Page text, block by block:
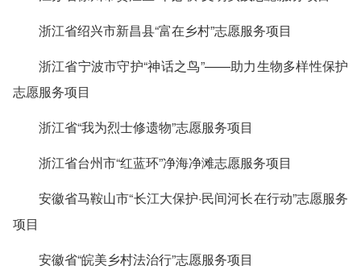
浙江省绍兴市新昌县“富在乡村”志愿服务项目
浙江省宁波市守护“神话之鸟”——助力生物多样性保护
志愿服务项目
浙江省“我为烈士修遗物”志愿服务项目
浙江省台州市“红蓝环”净海净滩志愿服务项目
安徽省马鞍山市“长江大保护·民间河长在行动”志愿服务
项目
安徽省“皖美乡村法治行”志愿服务项目